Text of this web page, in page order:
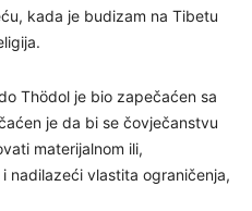
kada je budizam na Tibetu
Thödol je bio zapečaćen sa
je da bi se čovječanstvu
materijalnom ili,
nadilazeći vlastita ograničenja,